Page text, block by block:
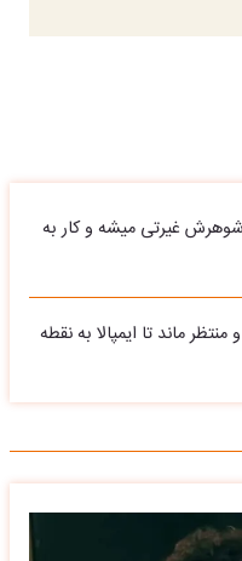
غیرتی میشه و کار به
ماند تا ایمپالا به نقطه